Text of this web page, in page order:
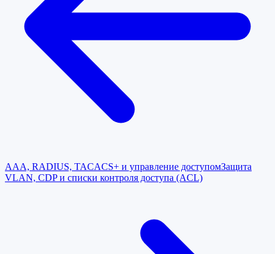
AAA, RADIUS, TACACS+ и управление доступомЗащита
VLAN, CDP и списки контроля доступа (ACL)